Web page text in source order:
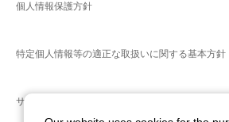
個人情報保護方針
特定個人情報等の適正な取扱いに関する基本方針
サイトマップ